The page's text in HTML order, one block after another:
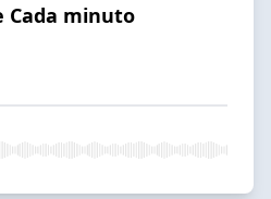
Cada minuto